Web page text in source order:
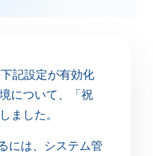
記設定が有効化
について、「祝
ました。
には、システム管